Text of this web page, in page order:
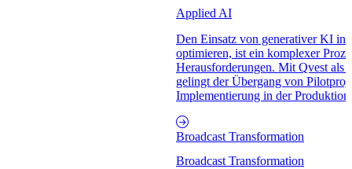
Applied AI
Den Einsatz von generativer KI in
optimieren, ist ein komplexer
Herausforderungen. Mit Qvest als
gelingt der Übergang von
Implementierung in der Produktion.
Broadcast Transformation
Broadcast Transformation